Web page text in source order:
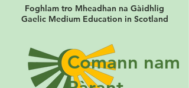
Foghlam tro Mheadhan na Gàidhlig
Gaelic Medium Education in Scotland
Comann nam